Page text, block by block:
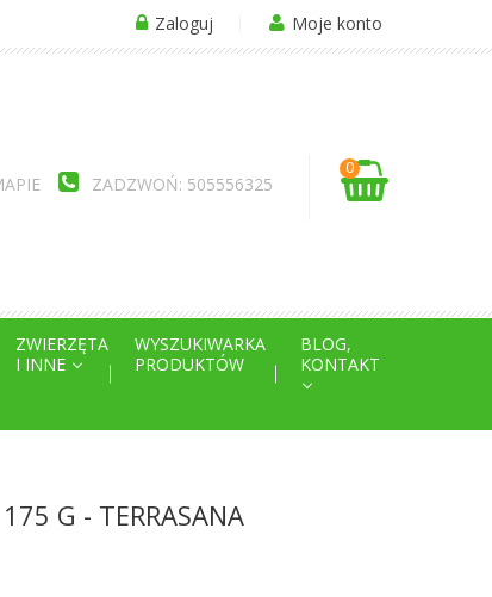
Zaloguj Moje konto
ZADZWOŃ: 505556325
0
ZWIERZĘTA
I INNE
WYSZUKIWARKA
PRODUKTÓW
BLOG,
KONTAKT
G - TERRASANA